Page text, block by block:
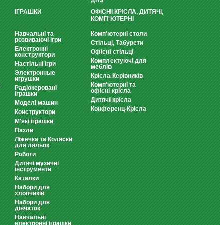
ІГРАШКИ
Навчальні та
розвиваючі ігри
Електронні
конструктори
Настільні ігри
Электронные
игрушки
Радіокеровані
іграшки
Моделі машин
Конструктори
М'які іграшки
Пазли
Ліжечка та Коляски
для ляльок
Роботи
Дитячі музичні
інструменти
Каталки
Набори для
хлопчиків
Набори для
дівчаток
Навчальні
електронні іграшки
ОФІСНІ КРІСЛА, ДИТЯЧІ,
КОМП'ЮТЕРНІ
Комп'ютерні столи
Стільці, Табурети
Офісні стільці
Комплектуючі для
меблів
Крісла Керівників
Комп'ютерні та
офісні крісла
Дитячі крісла
Конференц-Крісла